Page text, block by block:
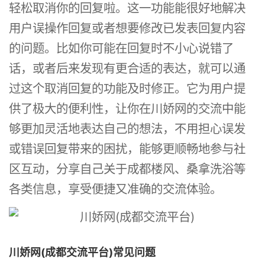
轻松取消你的回复啦。这一功能能很好地解决
用户误操作回复或者想要修改已发表回复内容
的问题。比如你可能在回复时不小心说错了
话，或者后来发现有更合适的表达，就可以通
过这个取消回复的功能及时修正。它为用户提
供了极大的便利性，让你在川娇网的交流中能
够更加灵活地表达自己的想法，不用担心误发
或错误回复带来的困扰，能够更顺畅地参与社
区互动，分享自己关于成都楼风、桑拿洗浴等
各类信息，享受便捷又准确的交流体验。
川娇网(成都交流平台)常见问题